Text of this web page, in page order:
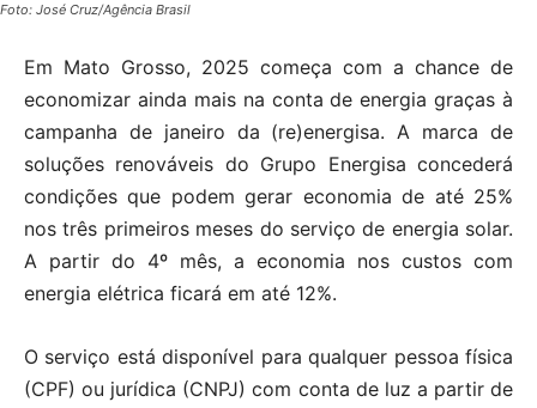
Foto: José Cruz/Agência Brasil
Em Mato Grosso, 2025 começa com a chance de
economizar ainda mais na conta de energia graças à
campanha de janeiro da (re)energisa. A marca de
soluções renováveis do Grupo Energisa concederá
condições que podem gerar economia de até 25%
nos três primeiros meses do serviço de energia solar.
A partir do 4º mês, a economia nos custos com
energia elétrica ficará em até 12%.
O serviço está disponível para qualquer pessoa física
(CPF) ou jurídica (CNPJ) com conta de luz a partir de